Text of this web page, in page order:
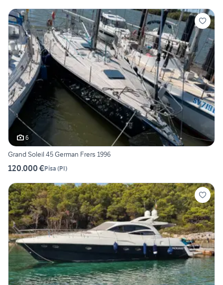
6
Grand Soleil 45 German Frers 1996
120.000 €Pisa (PI)